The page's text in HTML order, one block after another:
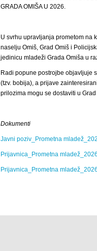
GRADA OMIŠA U 2026.
U svrhu upravljanja prometom na
naselju Omiš, Grad Omiš i
jedinicu mladeži Grada Omiša u
Radi popune postrojbe objavljuje
(tzv. bobija), a prijave
prilozima mogu se dostaviti u
Dokumenti
Javni poziv_Prometna
Prijavnica_Prometna
Prijavnica_Prometna